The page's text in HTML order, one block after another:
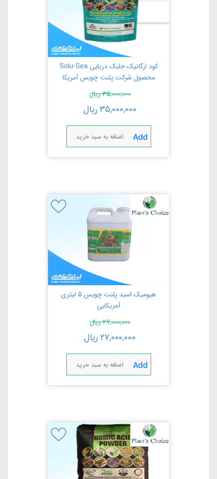
کود ارگانیک جلبک دریایی Solu-Sea
محصول شرکت پلنت چویس آمریکا
35,000,000ریال
35,000,000ریال
اضافه به سبد خرید
هیومیک اسید پلنت چویس 5 لیتری
آمریکایی
27,000,000ریال
27,000,000ریال
اضافه به سبد خرید